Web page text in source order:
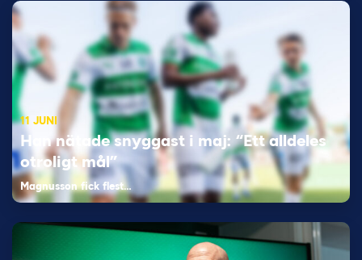
11 JUNI
Han nätade snyggast i maj: “Ett alldeles
otroligt mål”
Magnusson fick flest…